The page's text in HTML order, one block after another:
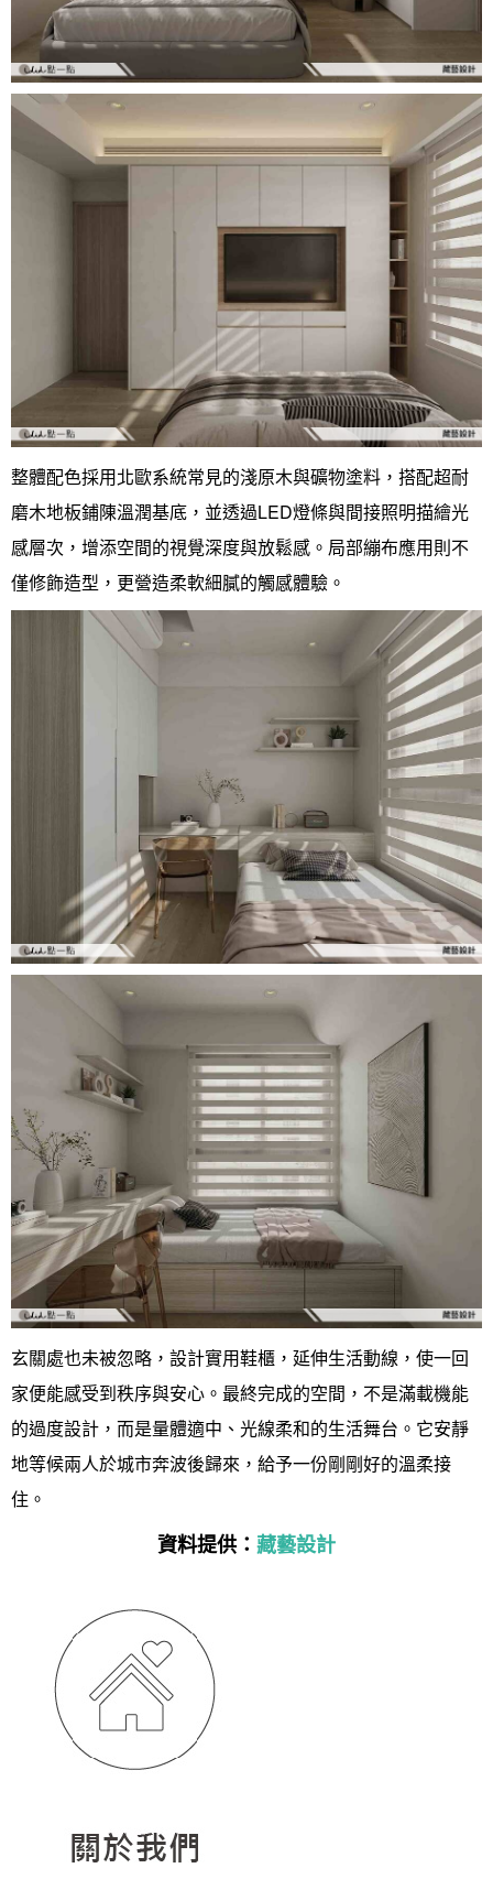
整體配色採用北歐系統常見的淺原木與礦物塗料，搭配超耐
磨木地板鋪陳溫潤基底，並透過LED燈條與間接照明描繪光
感層次，增添空間的視覺深度與放鬆感。局部繃布應用則不
僅修飾造型，更營造柔軟細膩的觸感體驗。
玄關處也未被忽略，設計實用鞋櫃，延伸生活動線，使一回
家便能感受到秩序與安心。最終完成的空間，不是滿載機能
的過度設計，而是量體適中、光線柔和的生活舞台。它安靜
地等候兩人於城市奔波後歸來，給予一份剛剛好的溫柔接
住。
資料提供： 藏藝設計